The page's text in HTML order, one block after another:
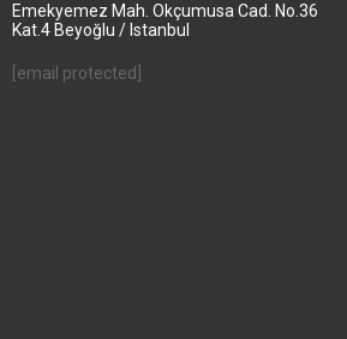
Emekyemez Mah. Okçumusa Cad. No.36
Kat.4 Beyoğlu / Istanbul
[email protected]